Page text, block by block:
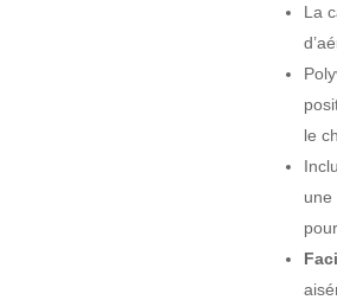
La
le
une